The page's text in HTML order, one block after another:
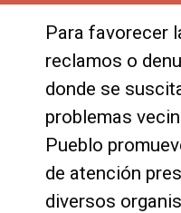
Para favorecer
reclamos o
donde se
problemas
Pueblo
de atención
diversos